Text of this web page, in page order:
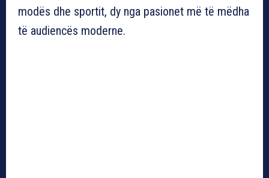
modës dhe sportit, dy nga pasionet më të mëdha
të audiencës moderne.